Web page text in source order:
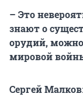
– Это
знают о
орудий,
мировой
Сергей Малков